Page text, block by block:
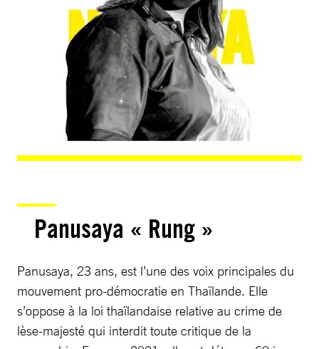
Panusaya « Rung »
Panusaya, 23 ans, est l’une des voix principales du
mouvement pro-démocratie en Thaïlande. Elle
s’oppose à la loi thaïlandaise relative au crime de
lèse-majesté qui interdit toute critique de la